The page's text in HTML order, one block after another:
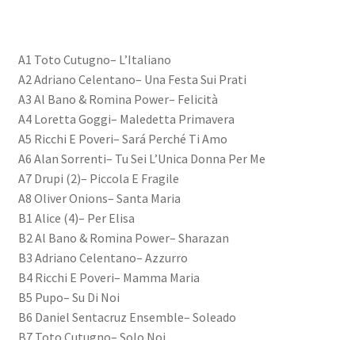
A1 Toto Cutugno– L’Italiano
A2 Adriano Celentano– Una Festa Sui Prati
A3 Al Bano & Romina Power– Felicità
A4 Loretta Goggi– Maledetta Primavera
A5 Ricchi E Poveri– Sará Perché Ti Amo
A6 Alan Sorrenti– Tu Sei L’Unica Donna Per Me
A7 Drupi (2)– Piccola E Fragile
A8 Oliver Onions– Santa Maria
B1 Alice (4)– Per Elisa
B2 Al Bano & Romina Power– Sharazan
B3 Adriano Celentano– Azzurro
B4 Ricchi E Poveri– Mamma Maria
B5 Pupo– Su Di Noi
B6 Daniel Sentacruz Ensemble– Soleado